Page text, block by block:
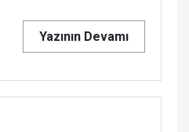
Yazının Devamı